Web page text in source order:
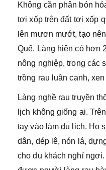
Không cần phân bón
tơi xốp trên đất tơi xốp
lên mươn mướt, tạo
Quế. Làng hiện có hơn
nông nghiệp, trong các
trồng rau luân canh,
Làng nghề rau truyền
lịch không giống ai.
tay vào làm du lịch. Họ
dân, dép lê, nón lá,
cho du khách nghỉ